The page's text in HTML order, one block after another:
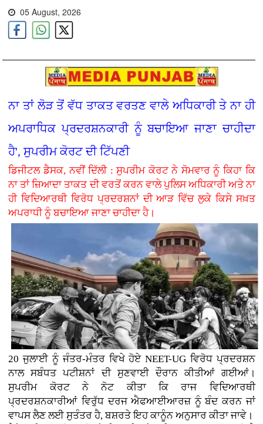
05 August, 2026
ਨਾ ਤਾਂ ਲੋੜ ਤੋਂ ਵੱਧ ਤਾਕਤ ਵਰਤਣ ਵਾਲੇ ਅਧਿਕਾਰੀ ਤੇ ਨਾ ਹੀ
ਅਪਰਾਧਿਕ ਪ੍ਰਦਰਸ਼ਨਕਾਰੀ ਨੂੰ ਬਚਾਇਆ ਜਾਣਾ ਚਾਹੀਦਾ
ਹੈ', ਸੁਪਰੀਮ ਕੋਰਟ ਦੀ ਟਿੱਪਣੀ
ਡਿਜੀਟਲ ਡੈਸਕ, ਨਵੀਂ ਦਿੱਲੀ : ਸੁਪਰੀਮ ਕੋਰਟ ਨੇ ਸੋਮਵਾਰ ਨੂੰ ਕਿਹਾ ਕਿ
ਨਾ ਤਾਂ ਜ਼ਿਆਦਾ ਤਾਕਤ ਦੀ ਵਰਤੋਂ ਕਰਨ ਵਾਲੇ ਪੁਲਿਸ ਅਧਿਕਾਰੀ ਅਤੇ ਨਾ
ਹੀ ਵਿਦਿਆਰਥੀ ਵਿਰੋਧ ਪ੍ਰਦਰਸ਼ਨਾਂ ਦੀ ਆੜ ਵਿੱਚ ਲੁਕੇ ਕਿਸੇ ਸਖ਼ਤ
ਅਪਰਾਧੀ ਨੂੰ ਬਚਾਇਆ ਜਾਣਾ ਚਾਹੀਦਾ ਹੈ।
20 ਜੁਲਾਈ ਨੂੰ ਜੰਤਰ-ਮੰਤਰ ਵਿਖੇ ਹੋਏ NEET-UG ਵਿਰੋਧ ਪ੍ਰਦਰਸ਼ਨ
ਨਾਲ ਸਬੰਧਤ ਪਟੀਸ਼ਨਾਂ ਦੀ ਸੁਣਵਾਈ ਦੌਰਾਨ ਕੀਤੀਆਂ ਗਈਆਂ।
ਸੁਪਰੀਮ ਕੋਰਟ ਨੇ ਨੋਟ ਕੀਤਾ ਕਿ ਰਾਜ ਵਿਦਿਆਰਥੀ
ਪ੍ਰਦਰਸ਼ਨਕਾਰੀਆਂ ਵਿਰੁੱਧ ਦਰਜ ਐਫਆਈਆਰਜ਼ ਨੂੰ ਬੰਦ ਕਰਨ ਜਾਂ
ਵਾਪਸ ਲੈਣ ਲਈ ਸੁਤੰਤਰ ਹੈ, ਬਸ਼ਰਤੇ ਇਹ ਕਾਨੂੰਨ ਅਨੁਸਾਰ ਕੀਤਾ ਜਾਵੇ।